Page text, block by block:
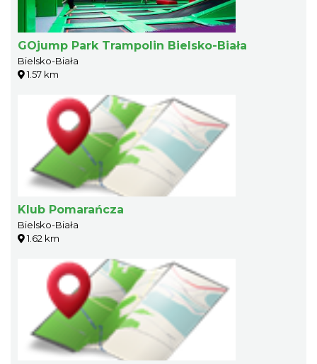
GOjump Park Trampolin Bielsko-Biała
Bielsko-Biała
1.57 km
Klub Pomarańcza
Bielsko-Biała
1.62 km